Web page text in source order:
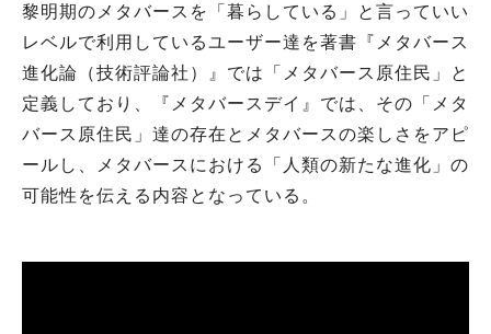
黎明期のメタバースを「暮らしている」と言っていい
レベルで利用しているユーザー達を著書『メタバース
進化論（技術評論社）』では「メタバース原住民」と
定義しており、『メタバースデイ』では、その「メタ
バース原住民」達の存在とメタバースの楽しさをアピ
ールし、メタバースにおける「人類の新たな進化」の
可能性を伝える内容となっている。